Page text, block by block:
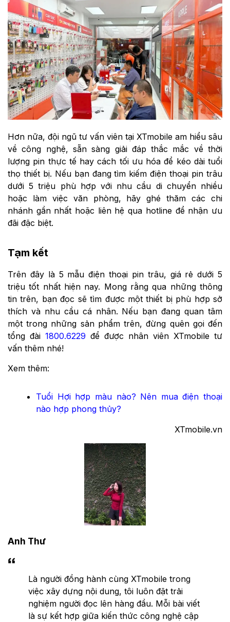
Hơn nữa, đội ngũ tư vấn viên tại XTmobile am hiểu sâu
về công nghệ, sẵn sàng giải đáp thắc mắc về thời
lượng pin thực tế hay cách tối ưu hóa để kéo dài tuổi
thọ thiết bị. Nếu bạn đang tìm kiếm điện thoại pin trâu
dưới 5 triệu phù hợp với nhu cầu di chuyển nhiều
hoặc làm việc văn phòng, hãy ghé thăm các chi
nhánh gần nhất hoặc liên hệ qua hotline để nhận ưu
đãi đặc biệt.
Tạm kết
Trên đây là 5 mẫu điện thoại pin trâu, giá rẻ dưới 5
triệu tốt nhất hiện nay. Mong rằng qua những thông
tin trên, bạn đọc sẽ tìm được một thiết bị phù hợp sở
thích và nhu cầu cá nhân. Nếu bạn đang quan tâm
một trong những sản phẩm trên, đừng quên gọi đến
tổng đài 1800.6229 để được nhân viên XTmobile tư
vấn thêm nhé!
Xem thêm:
Tuổi Hợi hợp màu nào? Nên mua điện thoại
nào hợp phong thủy?
XTmobile.vn
Anh Thư
Là người đồng hành cùng XTmobile trong
việc xây dựng nội dung, tôi luôn đặt trải
nghiệm người đọc lên hàng đầu. Mỗi bài viết
là sự kết hợp giữa kiến thức công nghệ cập